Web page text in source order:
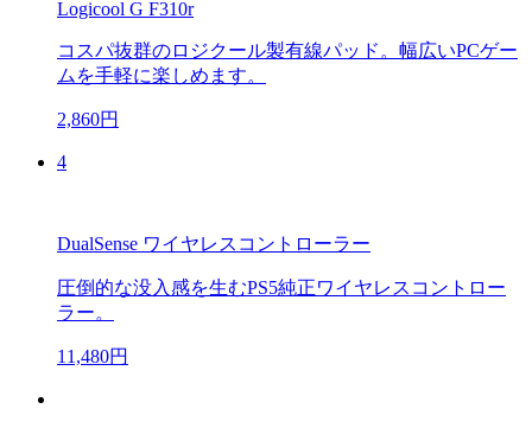
Logicool G F310r
コスパ抜群のロジクール製有線パッド。幅広いPCゲー
ムを手軽に楽しめます。
2,860円
4
DualSense ワイヤレスコントローラー
圧倒的な没入感を生むPS5純正ワイヤレスコントロー
ラー。
11,480円